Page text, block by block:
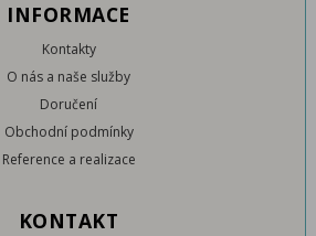
INFORMACE
Kontakty
O nás a naše služby
Doručení
Obchodní podmínky
Reference a realizace
KONTAKT